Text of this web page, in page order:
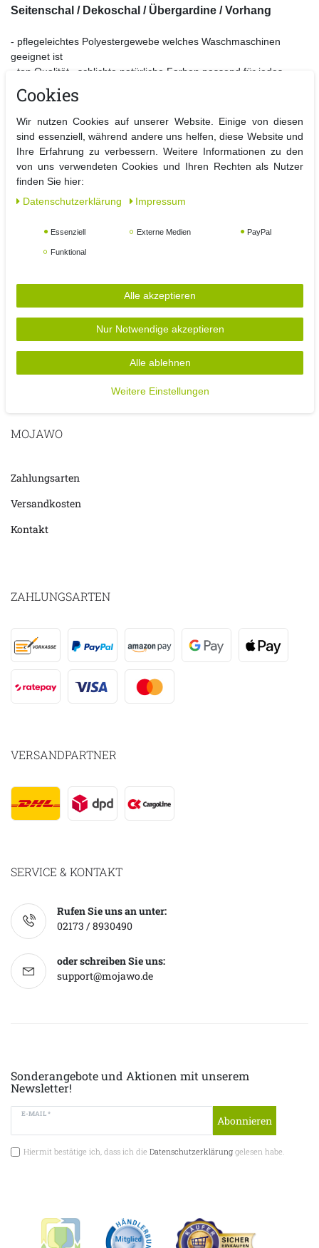
Seitenschal / Dekoschal / Übergardine / Vorhang
- pflegeleichtes Polyestergewebe welches Waschmaschinen
geeignet ist
- top Qualität , schlichte natürliche Farben passend für jedes
Wohnambiente
- einfach die Metallösen auf eine Gardinenstange schieben ,
Fertig!
- Maße : B 14 x L 235 cm
- Farbe : Hellgrau
- Material : 100 % Polyester / GSM 190g / m²
Bei neuen Wohn- und Deko-Ideen stehen Gardinen immer ganz
wohnlicher.
Sofort einsatzbereit , die Metallösen auf die Stange schieben
Lieblingsplatz.
Das pflegeleichte Polyestergewebe ist waschmaschinengeeignet.
Schlichte natürliche Farben passend zu jedem Wohnambiente.
MOJAWO
Zahlungsarten
Versandkosten
Kontakt
ZAHLUNGSARTEN
VERSANDPARTNER
SERVICE & KONTAKT
Rufen Sie uns an unter:
02173 / 8930490
oder schreiben Sie uns:
support@mojawo.de
Sonderangebote und Aktionen mit unserem
Newsletter!
E-MAIL *
Abonnieren
Hiermit bestätige ich, dass ich die Datenschutzerklärunggelesen habe.
Cookies
Wir nutzen Cookies auf unserer Website. Einige von diesen
sind essenziell, während andere uns helfen, diese Website und
Ihre Erfahrung zu verbessern. Weitere Informationen zu den
von uns verwendeten Cookies und Ihren Rechten als Nutzer
finden Sie hier:
Daten­schutz­erklärung
Impressum
Essenziell Externe Medien PayPal
Funktional
Alle akzeptieren
Nur Notwendige akzeptieren
Alle ablehnen
Weitere Einstellungen